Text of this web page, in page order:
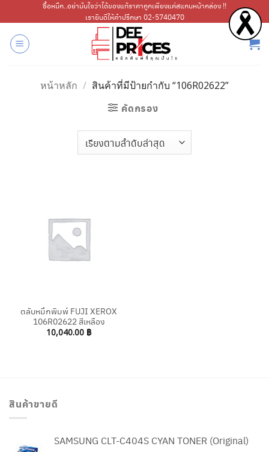
ไป
เนื้อหา
ซื้อหมึก..อย่ามั่นใจว่าได้ของแท้ราคาถูกเพียงแค่สแกนหน้ากล่อง !!
เรายินดีให้คำปรึกษา 02-5740470
หน้าหลัก / สินค้าที่มีป้ายกำกับ “106R02622”
คัดกรอง
ตลับหมึกพิมพ์ FUJI XEROX
106R02622 สีเหลือง
10,040.00 ฿
สินค้าขายดี
SAMSUNG CLT-C404S CYAN TONER (Original)